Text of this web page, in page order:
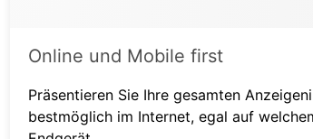
Online und Mobile first
Präsentieren Sie Ihre gesamten
bestmöglich im Internet, egal auf